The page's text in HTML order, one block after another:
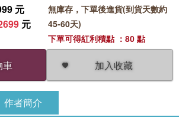
元
元
車 加入收藏
無庫存，下單後進貨(到貨天數約
45-60天)
下單可得紅利積點 ：80 點
作者簡介